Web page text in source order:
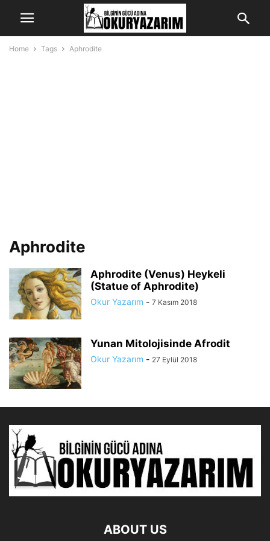
Home Tags Aphrodite
Aphrodite
Aphrodite (Venus) Heykeli
(Statue of Aphrodite)
Okur Yazarım - 7 Kasım 2018
Yunan Mitolojisinde Afrodit
Okur Yazarım - 27 Eylül 2018
ABOUT US